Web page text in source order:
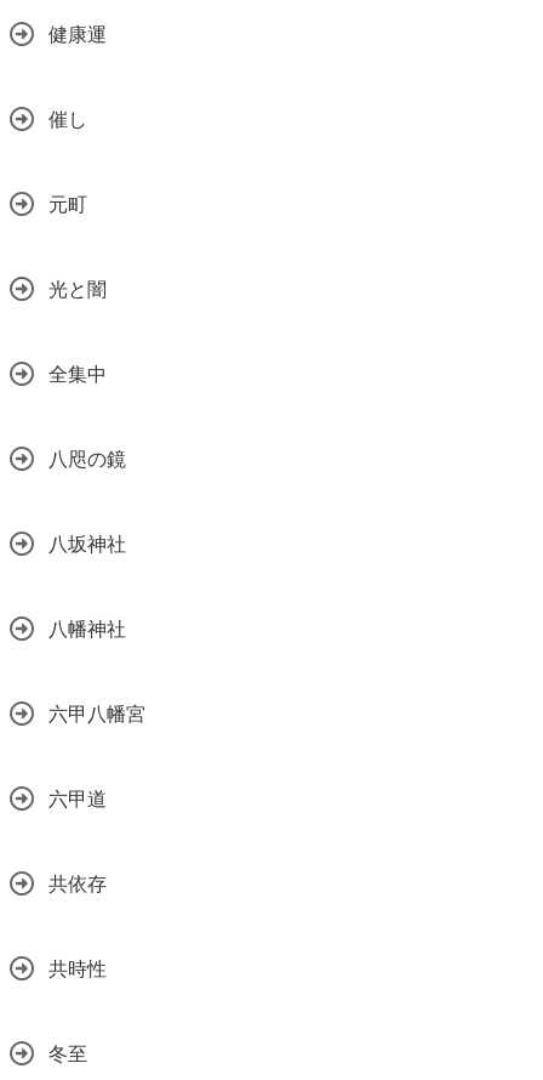
健康運
催し
元町
光と闇
全集中
八咫の鏡
八坂神社
八幡神社
六甲八幡宮
六甲道
共依存
共時性
冬至